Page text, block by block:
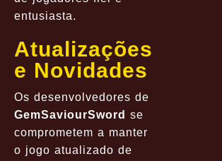
entusiasta.
Atualizações
e Novidades
Os desenvolvedores de
GemSaviourSword se
comprometem a manter
o jogo atualizado de